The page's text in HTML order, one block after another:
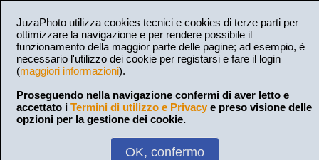
JuzaPhoto utilizza cookies tecnici e cookies di terze parti per
ottimizzare la navigazione e per rendere possibile il
funzionamento della maggior parte delle pagine; ad esempio, è
necessario l'utilizzo dei cookie per registarsi e fare il login
(maggiori informazioni).
Proseguendo nella navigazione confermi di aver letto e
accettato i Termini di utilizzo e Privacy e preso visione delle
opzioni per la gestione dei cookie.
OK, confermo